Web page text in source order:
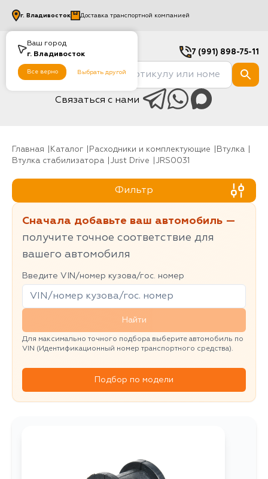
Ваш город
г. Владивосток
Все верно Выбрать другой
г. Владивосток Доставка транспортной компанией
7 (991) 898-75-11
Связаться с нами
Главная Каталог Расходники и комплектующие
Втулка
Втулка стабилизатора
Just Drive JRS0031
Фильтр
Сначала добавьте ваш автомобиль —
получите точное соответствие для
вашего автомобиля
Введите VIN/номер кузова/гос. номер
Найти
Для максимально точного подбора выберите автомобиль по
VIN (Идентификационный номер транспортного средства).
Подбор по модели